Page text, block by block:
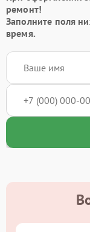
ремонт!
Заполните поля
время.